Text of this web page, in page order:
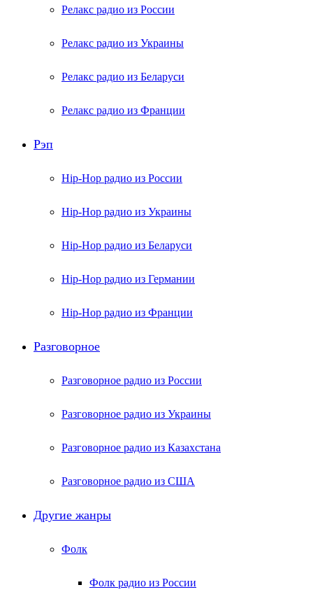
Релакс радио из России
Релакс радио из Украины
Релакс радио из Беларуси
Релакс радио из Франции
Рэп
Hip-Hop радио из России
Hip-Hop радио из Украины
Hip-Hop радио из Беларуси
Hip-Hop радио из Германии
Hip-Hop радио из Франции
Разговорное
Разговорное радио из России
Разговорное радио из Украины
Разговорное радио из Казахстана
Разговорное радио из США
Другие жанры
Фолк
Фолк радио из России